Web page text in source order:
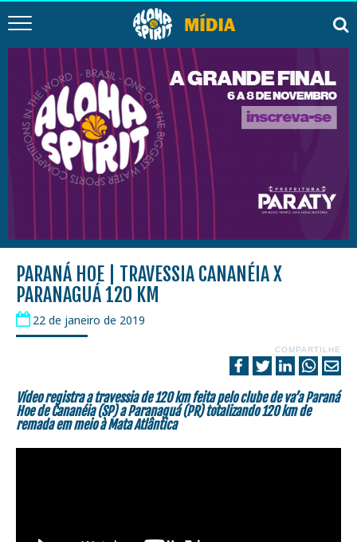
PARANÁ HOE | TRAVESSIA CANANÉIA X
PARANAGUÁ 120 KM
22 de janeiro de 2019
COMPARTILHE
Vídeo registra a travessia de 120 km feita pelo clube de va’a Paraná
Hoe de Cananéia (SP) a Paranaguá (PR) totalizando 120 km de
remada em meio à Mata Atlântica